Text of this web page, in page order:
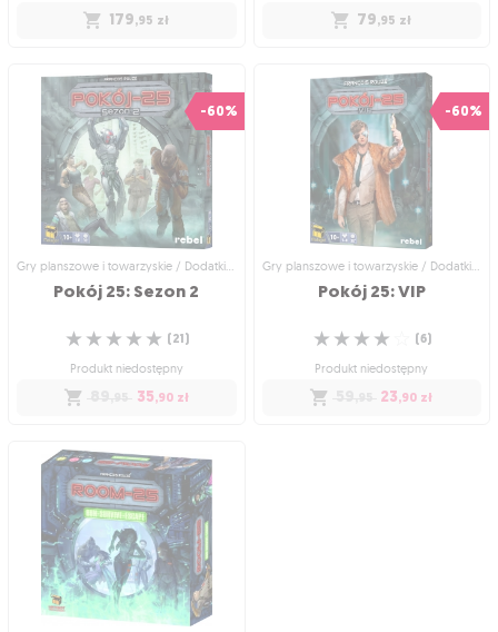
179,95 zł
Strategiczne gry planszowe
Pokój 25: Apogeum
Wszystko co najlepsze w serii Pokój
25!
☆
☆
☆
☆
☆ 3)
Produkt niedostępny
179,95 zł
79,95 zł
do gier
Pokój 25: Escape Room
Drugie rozszerzenie do gry Pokój 25
☆
☆
☆
☆
☆
Produkt niedostępny
79,95 zł
-60%
Gry planszowe i towarzyskie / Dodatki do gier
Pokój25:Sezon2
☆
☆
☆
☆
☆ (21)
Produkt niedostępny
35,90 zł
do gier
Pokój 25: Sezon 2
Więcej pokoi, więcej graczy, więcej
adrenaliny!
☆
☆
☆
☆
☆ ( 21)
Produkt niedostępny
-60%
Gry planszowe i towarzyskie / Dodatki do gier
Pokój 25:VIP
☆
☆
☆
☆ (6)
Produkt niedostępny
23,90 zł